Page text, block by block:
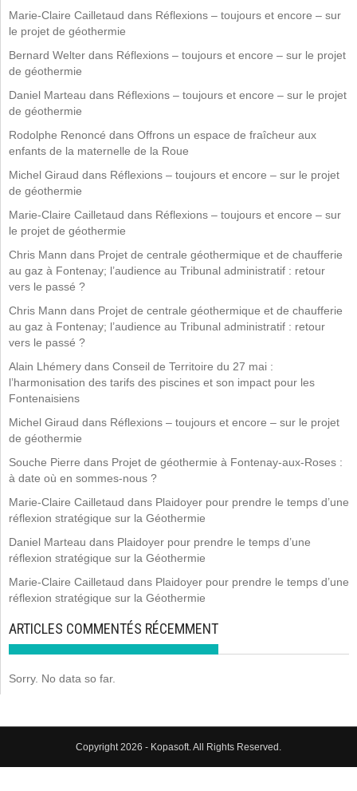
Marie-Claire Cailletaud dans Réflexions – toujours et encore – sur
le projet de géothermie
Bernard Welter dans Réflexions – toujours et encore – sur le projet
de géothermie
Daniel Marteau dans Réflexions – toujours et encore – sur le projet
de géothermie
Rodolphe Renoncé dans Offrons un espace de fraîcheur aux
enfants de la maternelle de la Roue
Michel Giraud dans Réflexions – toujours et encore – sur le projet
de géothermie
Marie-Claire Cailletaud dans Réflexions – toujours et encore – sur
le projet de géothermie
Chris Mann dans Projet de centrale géothermique et de chaufferie
au gaz à Fontenay; l’audience au Tribunal administratif : retour
vers le passé ?
Chris Mann dans Projet de centrale géothermique et de chaufferie
au gaz à Fontenay; l’audience au Tribunal administratif : retour
vers le passé ?
Alain Lhémery dans Conseil de Territoire du 27 mai :
l’harmonisation des tarifs des piscines et son impact pour les
Fontenaisiens
Michel Giraud dans Réflexions – toujours et encore – sur le projet
de géothermie
Souche Pierre dans Projet de géothermie à Fontenay-aux-Roses :
à date où en sommes-nous ?
Marie-Claire Cailletaud dans Plaidoyer pour prendre le temps d’une
réflexion stratégique sur la Géothermie
Daniel Marteau dans Plaidoyer pour prendre le temps d’une
réflexion stratégique sur la Géothermie
Marie-Claire Cailletaud dans Plaidoyer pour prendre le temps d’une
réflexion stratégique sur la Géothermie
ARTICLES COMMENTÉS RÉCEMMENT
Sorry. No data so far.
Copyright 2026 - Kopasoft. All Rights Reserved.